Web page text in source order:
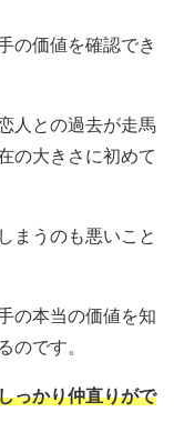
の価値を確認でき
人との過去が走馬
の大きさに初めて
まうのも悪いこと
の本当の価値を知
のです。
っかり仲直りがで